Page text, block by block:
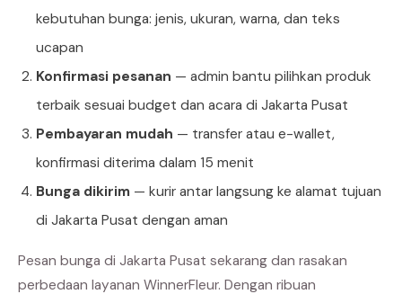
kebutuhan bunga: jenis, ukuran, warna, dan teks
ucapan
Konfirmasi pesanan — admin bantu pilihkan produk
terbaik sesuai budget dan acara di Jakarta Pusat
Pembayaran mudah — transfer atau e-wallet,
konfirmasi diterima dalam 15 menit
Bunga dikirim — kurir antar langsung ke alamat tujuan
di Jakarta Pusat dengan aman
Pesan bunga di Jakarta Pusat sekarang dan rasakan
perbedaan layanan WinnerFleur. Dengan ribuan